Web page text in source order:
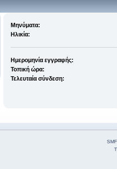
Μηνύματα:
Ηλικία:
Ημερομηνία εγγραφής:
Τοπική ώρα:
Τελευταία σύνδεση: